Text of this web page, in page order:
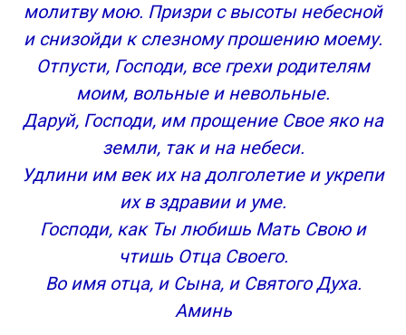
молитву мою. Призри с высоты небесной
и снизойди к слезному прошению моему.
Отпусти, Господи, все грехи родителям
моим, вольные и невольные.
Даруй, Господи, им прощение Свое яко на
земли, так и на небеси.
Удлини им век их на долголетие и укрепи
их в здравии и уме.
Господи, как Ты любишь Мать Свою и
чтишь Отца Своего.
Во имя отца, и Сына, и Святого Духа.
Аминь